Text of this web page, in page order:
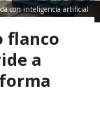
con inteligencia artificial
flanco
a